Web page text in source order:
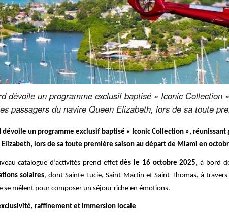
dévoile un programme exclusif baptisé « Iconic
passagers du navire Queen Elizabeth, lors de sa toute
dévoile un programme exclusif baptisé « Iconic Collection »,
Elizabeth, lors de sa toute première saison au départ de Miami en
catalogue d’activités prend effetdès le 16 octobre 2025, à bord
solaires, dont Sainte-Lucie, Saint-Martin et Saint-Thomas, à travers
se mêlent pour composer un séjour riche en émotions.
raffinement et immersion locale